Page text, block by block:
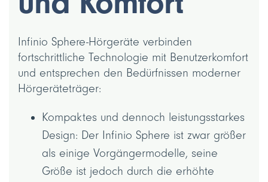
Infinio Sphere-Hörgeräte verbinden
fortschrittliche Technologie mit Benutzerkomfort
und entsprechen den Bedürfnissen moderner
Hörgeräteträger:
Kompaktes und dennoch leistungsstarkes
Design: Der Infinio Sphere ist zwar größer
als einige Vorgängermodelle, seine
Größe ist jedoch durch die erhöhte